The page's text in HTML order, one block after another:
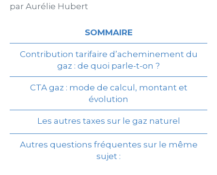
par Aurélie Hubert
SOMMAIRE
Contribution tarifaire d’acheminement du
gaz : de quoi parle-t-on ?
CTA gaz : mode de calcul, montant et
évolution
Les autres taxes sur le gaz naturel
Autres questions fréquentes sur le même
sujet :